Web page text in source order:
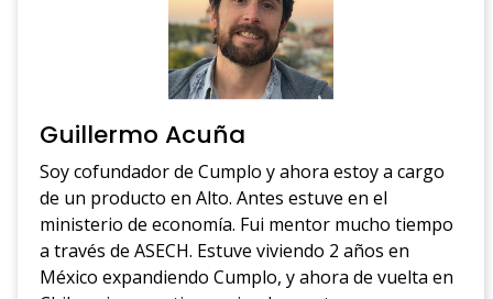
Guillermo Acuña
Soy cofundador de Cumplo y ahora estoy a cargo
de un producto en Alto. Antes estuve en el
ministerio de economía. Fui mentor mucho tiempo
a través de ASECH. Estuve viviendo 2 años en
México expandiendo Cumplo, y ahora de vuelta en